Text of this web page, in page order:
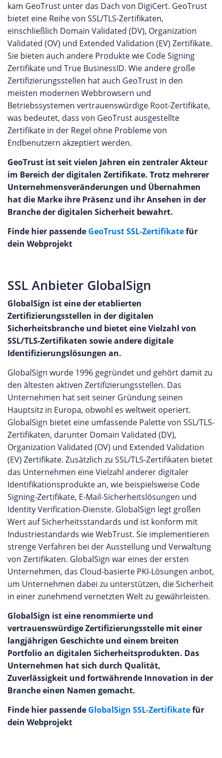
kam GeoTrust unter das Dach von DigiCert. GeoTrust
bietet eine Reihe von SSL/TLS-Zertifikaten,
einschließlich Domain Validated (DV), Organization
Validated (OV) und Extended Validation (EV) Zertifikate.
Sie bieten auch andere Produkte wie Code Signing
Zertifikate und True BusinessID. Wie andere große
Zertifizierungsstellen hat auch GeoTrust in den
meisten modernen Webbrowsern und
Betriebssystemen vertrauenswürdige Root-Zertifikate,
was bedeutet, dass von GeoTrust ausgestellte
Zertifikate in der Regel ohne Probleme von
Endbenutzern akzeptiert werden.
GeoTrust ist seit vielen Jahren ein zentraler Akteur
im Bereich der digitalen Zertifikate. Trotz mehrerer
Unternehmensveränderungen und Übernahmen
hat die Marke ihre Präsenz und ihr Ansehen in der
Branche der digitalen Sicherheit bewahrt.
Finde hier passende GeoTrust SSL-Zertifikatefür
dein Webprojekt
SSL Anbieter GlobalSign
GlobalSign ist eine der etablierten
Zertifizierungsstellen in der digitalen
Sicherheitsbranche und bietet eine Vielzahl von
SSL/TLS-Zertifikaten sowie andere digitale
Identifizierungslösungen an.
GlobalSign wurde 1996 gegründet und gehört damit zu
den ältesten aktiven Zertifizierungsstellen. Das
Unternehmen hat seit seiner Gründung seinen
Hauptsitz in Europa, obwohl es weltweit operiert.
GlobalSign bietet eine umfassende Palette von SSL/TLS-
Zertifikaten, darunter Domain Validated (DV),
Organization Validated (OV) und Extended Validation
(EV) Zertifikate. Zusätzlich zu SSL/TLS-Zertifikaten bietet
das Unternehmen eine Vielzahl anderer digitaler
Identifikationsprodukte an, wie beispielsweise Code
Signing-Zertifikate, E-Mail-Sicherheitslösungen und
Identity Verification-Dienste. GlobalSign legt großen
Wert auf Sicherheitsstandards und ist konform mit
Industriestandards wie WebTrust. Sie implementieren
strenge Verfahren bei der Ausstellung und Verwaltung
von Zertifikaten. GlobalSign war eines der ersten
Unternehmen, das Cloud-basierte PKI-Lösungen anbot,
um Unternehmen dabei zu unterstützen, die Sicherheit
in einer zunehmend vernetzten Welt zu gewährleisten.
GlobalSign ist eine renommierte und
vertrauenswürdige Zertifizierungsstelle mit einer
langjährigen Geschichte und einem breiten
Portfolio an digitalen Sicherheitsprodukten. Das
Unternehmen hat sich durch Qualität,
Zuverlässigkeit und fortwährende Innovation in der
Branche einen Namen gemacht.
Finde hier passende GlobalSign SSL-Zertifikatefür
dein Webprojekt